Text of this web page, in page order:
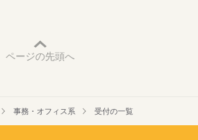
ページの先頭へ
事務・オフィス系 受付の一覧